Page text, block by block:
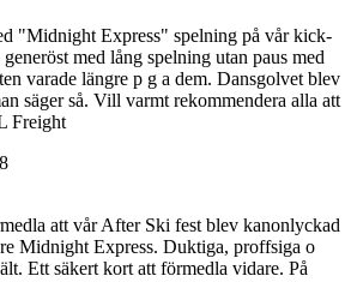
"Midnight Express" spelning på vår kick-
med lång spelning utan paus med
varade längre p g a dem. Dansgolvet blev
säger så. Vill varmt rekommendera alla att
Freight
att vår After Ski fest blev kanonlyckad
Midnight Express. Duktiga, proffsiga o
Ett säkert kort att förmedla vidare. På